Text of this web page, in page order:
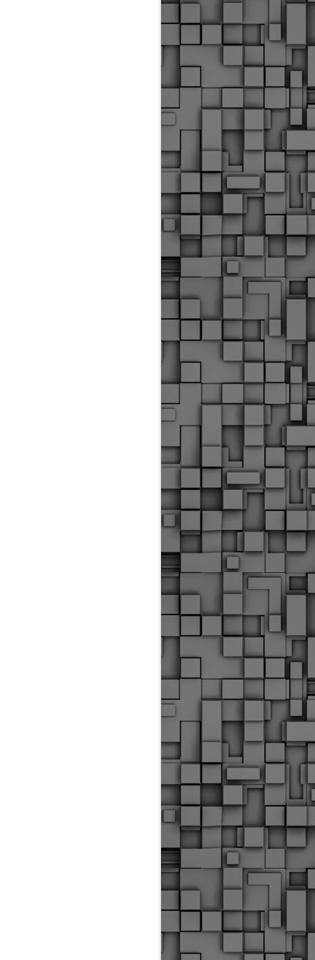
αστυνομικούς, οι οποίοι έχουν
καθήκοντα.
ο Δήμος παρέλαβε τρία
οποία θα χρησιμοποιούνται για
μετακινήσεις των